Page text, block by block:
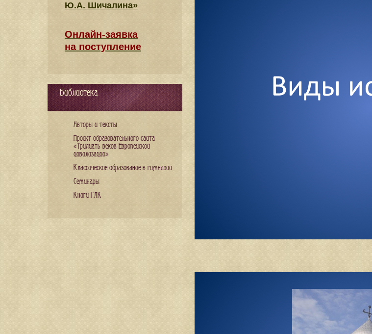
Ю.А. Шичалина»
Онлайн-заявка
на поступление
Библиотека
Авторы и тексты
Проект образовательного сайта
«Тридцать веков Европейской
цивилизации»
Классическое образование в гимназии
Семинары
Книги ГЛК